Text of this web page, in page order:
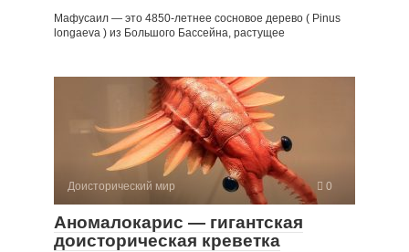
Мафусаил — это 4850-летнее сосновое дерево ( Pinus
longaeva ) из Большого Бассейна, растущее
Доисторический мир 0
Аномалокарис — гигантская
доисторическая креветка